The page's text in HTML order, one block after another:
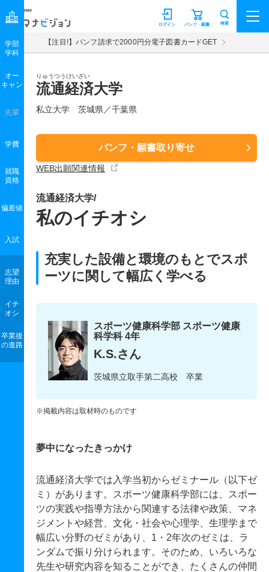
マナビジョン パンフ・願書
ログイン 検索
【注目!】パンフ請求で2000円分電子図書カードGET
りゅうつうけいざい
流通経済大学
私立大学 茨城県／千葉県
パンフ・願書取り寄せ
WEB出願関連情報
学部
学科
オー
キャン
先輩
学費
就職
資格
偏差値
入試
志望
理由
イチ
オシ
卒業後
の進路
流通経済大学/
私のイチオシ
充実した設備と環境のもとでスポ
ーツに関して幅広く学べる
スポーツ健康科学部 スポーツ健康
科学科 4年
K.S.さん
茨城県立取手第二高校 卒業
※掲載内容は取材時のものです
夢中になったきっかけ
流通経済大学では入学当初からゼミナール（以下ゼ
ミ）があります。スポーツ健康科学部には、スポー
ツの実践や指導方法から関連する法律や政策、マネ
ジメントや経営、文化・社会や心理学、生理学まで
幅広い分野のゼミがあり、1・2年次のゼミは、ラ
ンダムで振り分けられます。そのため、いろいろな
先生や研究内容を知ることができ、たくさんの仲間